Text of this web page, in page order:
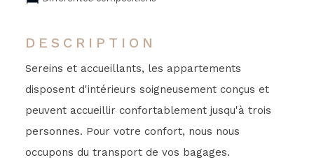
DESCRIPTION
Sereins et accueillants, les appartements
disposent d'intérieurs soigneusement conçus et
peuvent accueillir confortablement jusqu'à trois
personnes. Pour votre confort, nous nous
occupons du transport de vos bagages.